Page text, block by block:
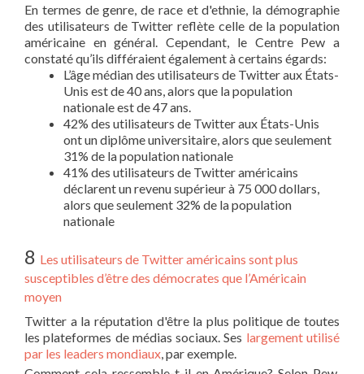
En termes de genre, de race et d'ethnie, la démographie
des utilisateurs de Twitter reflète celle de la population
américaine en général. Cependant, le Centre Pew a
constaté qu’ils différaient également à certains égards:
L’âge médian des utilisateurs de Twitter aux États-
Unis est de 40 ans, alors que la population
nationale est de 47 ans.
42% des utilisateurs de Twitter aux États-Unis
ont un diplôme universitaire, alors que seulement
31% de la population nationale
41% des utilisateurs de Twitter américains
déclarent un revenu supérieur à 75 000 dollars,
alors que seulement 32% de la population
nationale
8 Les utilisateurs de Twitter américains sont plus
susceptibles d’être des démocrates que l’Américain
moyen
Twitter a la réputation d'être la plus politique de toutes
les plateformes de médias sociaux. Ses largement utilisé
par les leaders mondiaux , par exemple.